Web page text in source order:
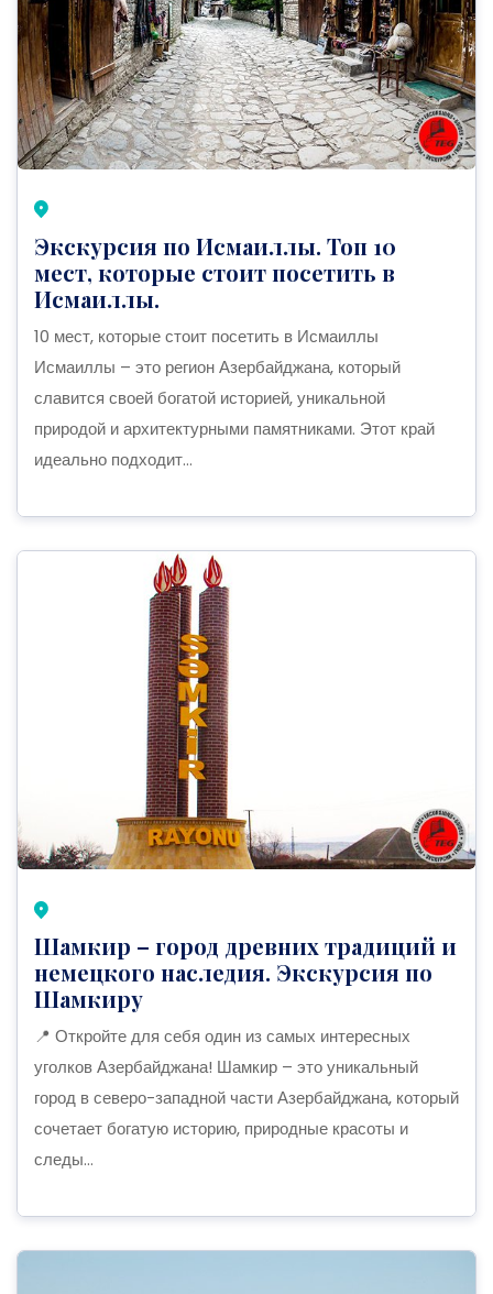
Экскурсия по Исмаиллы. Топ 10
мест, которые стоит посетить в
Исмаиллы.
10 мест, которые стоит посетить в Исмаиллы
Исмаиллы – это регион Азербайджана, который
славится своей богатой историей, уникальной
природой и архитектурными памятниками. Этот край
идеально подходит...
Шамкир – город древних традиций и
немецкого наследия. Экскурсия по
Шамкиру
📍 Откройте для себя один из самых интересных
уголков Азербайджана! Шамкир – это уникальный
город в северо-западной части Азербайджана, который
сочетает богатую историю, природные красоты и
следы...